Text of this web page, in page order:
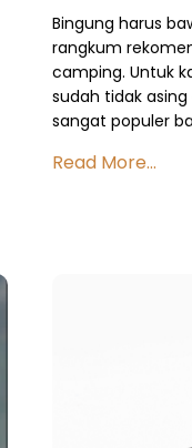
Bingung harus
rangkum
camping. Untuk
sudah tidak
sangat populer
Read More...